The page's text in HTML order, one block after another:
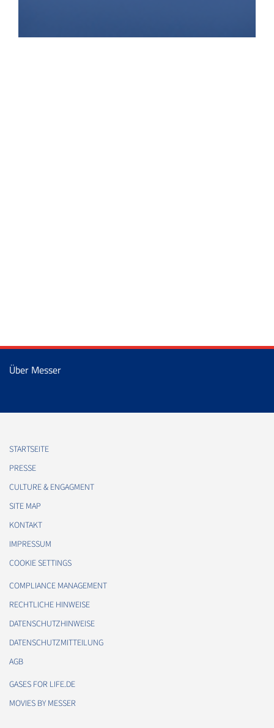
Über Messer
STARTSEITE
PRESSE
CULTURE & ENGAGMENT
SITE MAP
KONTAKT
IMPRESSUM
COOKIE SETTINGS
COMPLIANCE MANAGEMENT
RECHTLICHE HINWEISE
DATENSCHUTZHINWEISE
DATENSCHUTZMITTEILUNG
AGB
GASES FOR LIFE.DE
MOVIES BY MESSER